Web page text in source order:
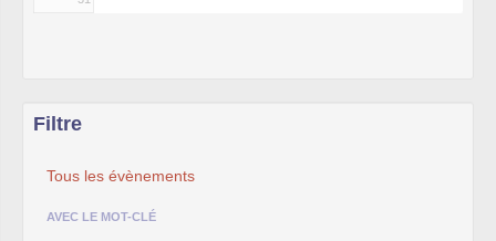
Filtre
Tous les évènements
AVEC LE MOT-CLÉ